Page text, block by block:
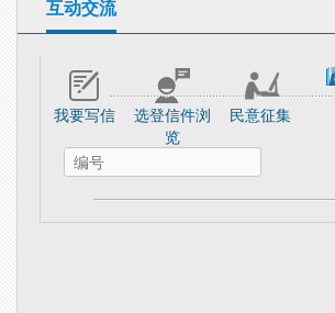
互动交流
我要写信
选登信件浏
览
民意征集